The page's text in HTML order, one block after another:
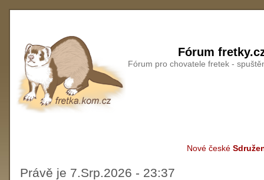
Fórum
Fórum pro chovatele fretek -
Nové české
Právě je 7.Srp.2026 - 23:37